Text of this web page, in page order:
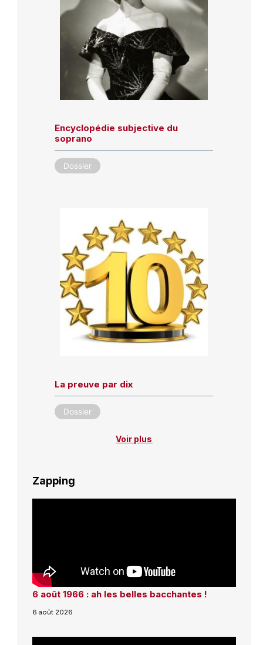
Encyclopédie subjective du
soprano
Dossier
La preuve par dix
Dossier
Voir plus
Zapping
6 août 1966 : ah les belles bacchantes !
6 août 2026